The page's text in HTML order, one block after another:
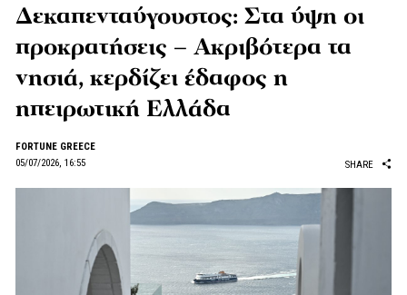
Δεκαπενταύγουστος: Στα ύψη οι
προκρατήσεις – Ακριβότερα τα
νησιά, κερδίζει έδαφος η
ηπειρωτική Ελλάδα
FORTUNE GREECE
05/07/2026, 16:55
SHARE